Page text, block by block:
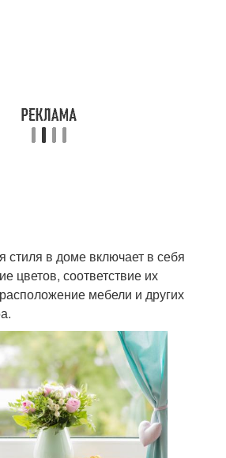
стиля в доме включает в себя
цветов, соответствие их
мебели и других